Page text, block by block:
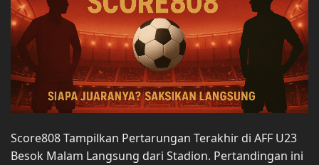
Score808 Tampilkan Pertarungan Terakhir di AFF U23
Besok Malam Langsung dari Stadion. Pertandingan ini